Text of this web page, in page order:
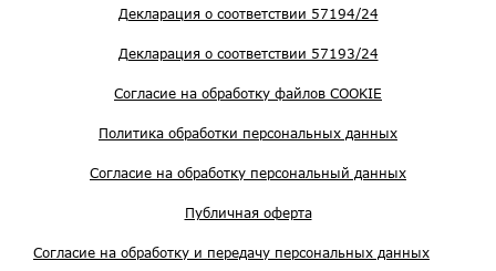
Декларация о соответствии 57194/24
Декларация о соответствии 57193/24
Согласие на обработку файлов COOKIE
Политика обработки персональных данных
Согласие на обработку персональный данных
Публичная оферта
Согласие на обработку и передачу персональных данных